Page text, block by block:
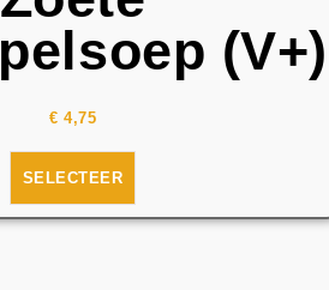
(V+)
€ 4,75
SELECTEER